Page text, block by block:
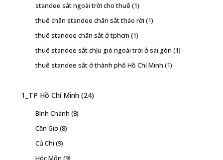
standee sắt ngoài trời cho thuê (1)
thuê chân standee chân sắt tháo rời (1)
thuê standee chân sắt ở tphcm (1)
thuê standee sắt chịu gió ngoài trời ở sài gòn (1)
thuê standee sắt ở thành phố Hồ Chí Minh (1)
1_TP Hồ Chí Minh (24)
Bình Chánh (8)
Cần Giờ(8)
Củ Chi (9)
Hóc Môn (9)